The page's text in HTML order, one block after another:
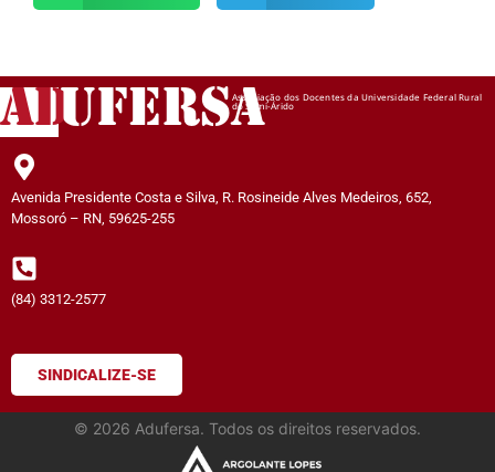
ADUFERSAAssociação dos Docentes da Universidade Federal Rural
do Semi-Árido
Avenida Presidente Costa e Silva, R. Rosineide Alves Medeiros, 652,
Mossoró – RN, 59625-255
(84) 3312-2577
SINDICALIZE-SE
© 2026 Adufersa. Todos os direitos reservados.